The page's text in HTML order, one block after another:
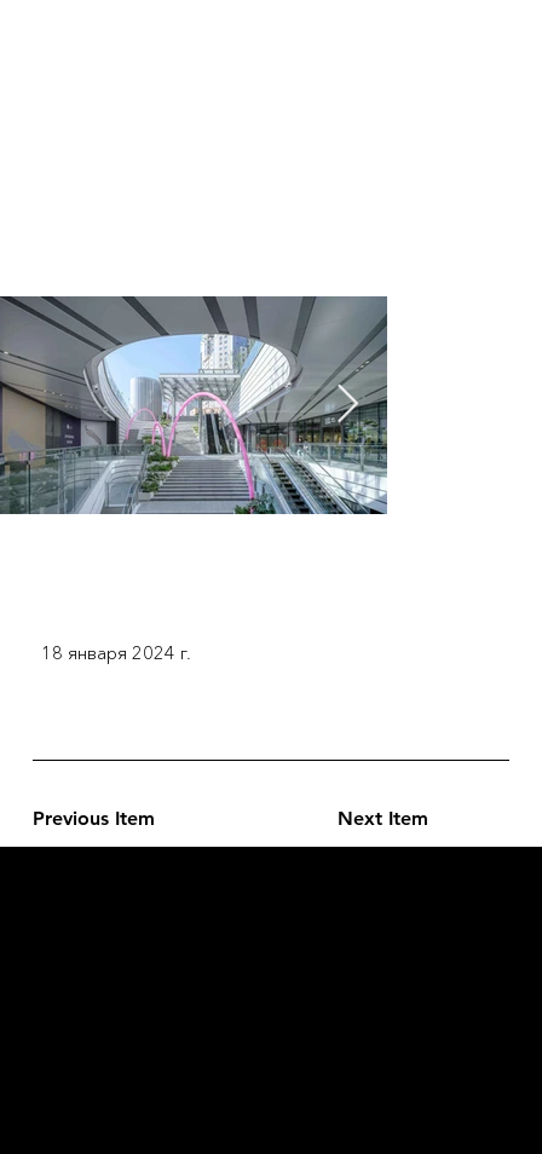
18 января 2024 г.
Previous Item Next Item